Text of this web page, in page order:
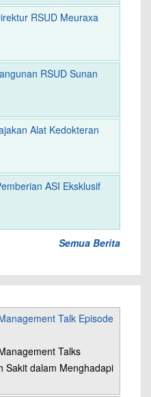
RSUD Meuraxa
RSUD Sunan
Alat Kedokteran
ASI Eksklusif
Semua Berita
Talk Episode
Talks
Sakit dalam Menghadapi